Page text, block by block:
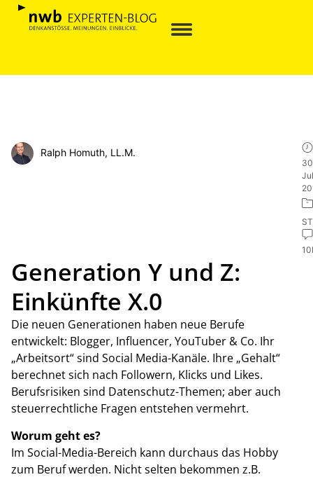
Ralph Homuth, LL.M.
Generation Y und Z:
Einkünfte X.0
Die neuen Generationen haben neue Berufe
entwickelt: Blogger, Influencer, YouTuber & Co. Ihr
„Arbeitsort“ sind Social Media-Kanäle. Ihre „Gehalt“
berechnet sich nach Followern, Klicks und Likes.
Berufsrisiken sind Datenschutz-Themen; aber auch
steuerrechtliche Fragen entstehen vermehrt.
Worum geht es?
Im Social-Media-Bereich kann durchaus das Hobby
zum Beruf werden. Nicht selten bekommen z.B.